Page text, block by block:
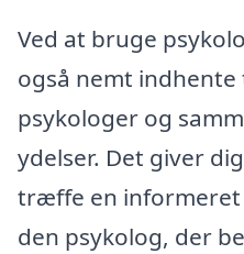
Ved at bruge
også nemt
psykologer og
ydelser. Det giver
træffe en
den psykolog, der